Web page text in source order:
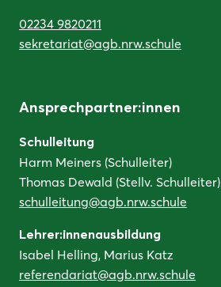
02234 9820211
sekretariat@agb.nrw.schule
Ansprechpartner:innen
Schulleitung
Harm Meiners (Schulleiter)
Thomas Dewald (Stellv. Schulleiter)
schulleitung@agb.nrw.schule
Lehrer:innenausbildung
Isabel Helling, Marius Katz
referendariat@agb.nrw.schule